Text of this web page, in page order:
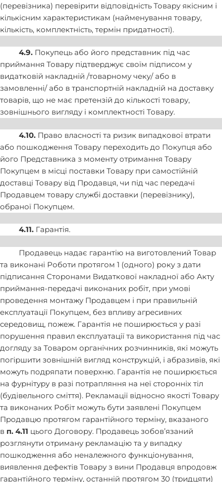
(перевізника) перевірити відповідність Товару якісним і
кількісним характеристикам (найменування товару,
кількість, комплектність, термін придатності).
4.9.Покупець або його представник під час
приймання Товару підтверджує своїм підписом у
видатковій накладній /товарному чеку/ або в
замовленні/ або в транспортній накладній на доставку
товарів, що не має претензій до кількості товару,
зовнішнього вигляду і комплектності Товару.
4.10.Право власності та ризик випадкової втрати
або пошкодження Товару переходить до Покупця або
його Представника з моменту отримання Товару
Покупцем в місці поставки Товару при самостійній
доставці Товару від Продавця, чи під час передачі
Продавцем товару службі доставки (перевізнику),
обраної Покупцем.
4.11.Гарантія.
Продавець надає гарантію на виготовлений Товар
та виконані Роботи протягом 1 (одного) року з дати
підписання Сторонами Видаткової накладної або Акту
приймання-передачі виконаних робіт, при умові
проведення монтажу Продавцем і при правильній
експлуатації Покупцем, без впливу агресивних
середовищ, пожеж. Гарантія не поширюється у разі
порушення правил експлуатації та використання під час
догляду за Товаром органічних розчинників, які можуть
погіршити зовнішній вигляд конструкцій, і абразивів, які
можуть подряпати поверхню. Гарантія не поширюється
на фурнітуру в разі потрапляння на неї сторонніх тіл
(будівельного сміття). Рекламації відносно якості Товару
та виконаних Робіт можуть бути заявлені Покупцем
Продавцю протягом гарантійного терміну, вказаного
в п. 4.11 цього Договору. Продавець зобов’язаний
розглянути отриману рекламацію та у випадку
пошкодження або неналежного функціонування,
виявлення дефектів Товару з вини Продавця впродовж
гарантійного терміну, останній протягом 30 (тридцяти)